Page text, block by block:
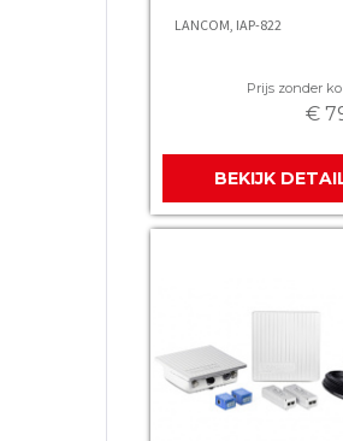
LANCOM, IAP-822
Prijs zonder
€
BEKIJK